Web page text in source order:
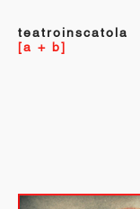
teatroinscatola
[a + b]